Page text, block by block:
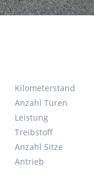
Kilometerstand
Anzahl Türen
Leistung
Treibstoff
Anzahl Sitze
Antrieb